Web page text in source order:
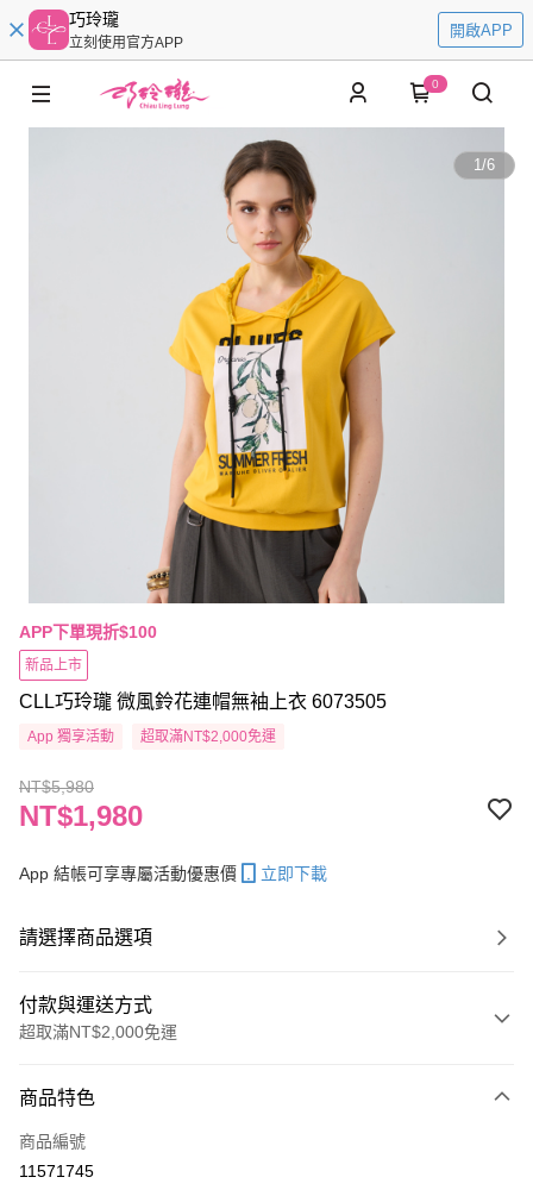
巧玲瓏
立刻使用官方APP
開啟APP
0
1/6
APP下單現折$100
新品上市
CLL巧玲瓏 微風鈴花連帽無袖上衣 6073505
App 獨享活動 超取滿NT$2,000免運
NT$5,980
NT$1,980
App 結帳可享專屬活動優惠價 立即下載
請選擇商品選項
付款與運送方式
超取滿NT$2,000免運
信用卡一次付款
信用卡分期付款
商品特色
商品編號
11571745